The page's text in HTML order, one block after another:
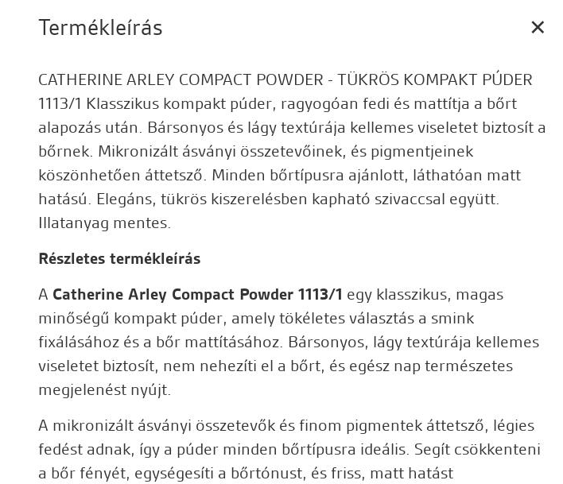
Termékleírás
CATHERINE ARLEY COMPACT POWDER - TÜKRÖS KOMPAKT PÚDER
1113/1 Klasszikus kompakt púder, ragyogóan fedi és mattítja a bőrt
alapozás után. Bársonyos és lágy textúrája kellemes viseletet biztosít a
bőrnek. Mikronizált ásványi összetevőinek, és pigmentjeinek
köszönhetően áttetsző. Minden bőrtípusra ajánlott, láthatóan matt
hatású. Elegáns, tükrös kiszerelésben kapható szivaccsal együtt.
Illatanyag mentes.
Részletes termékleírás
A Catherine Arley Compact Powder 1113/1 egy klasszikus, magas
minőségű kompakt púder, amely tökéletes választás a smink
fixálásához és a bőr mattításához. Bársonyos, lágy textúrája kellemes
viseletet biztosít, nem nehezíti el a bőrt, és egész nap természetes
megjelenést nyújt.
A mikronizált ásványi összetevők és finom pigmentek áttetsző, légies
fedést adnak, így a púder minden bőrtípusra ideális. Segít csökkenteni
a bőr fényét, egységesíti a bőrtónust, és friss, matt hatást